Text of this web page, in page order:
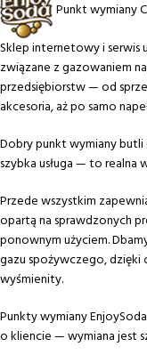
Punkt wymiany
Sklep internetowy i serwis
związane z gazowaniem
przedsiębiorstw — od
akcesoria, aż po samo
Dobry punkt wymiany
szybka usługa — to realna
Przede wszystkim
opartą na sprawdzonych
ponownym użyciem.
gazu spożywczego,
wyśmienity.
Punkty wymiany
o kliencie — wymiana jest